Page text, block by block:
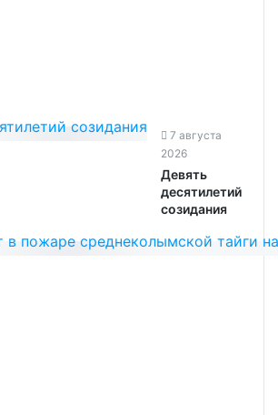
7 августа
2026
Девять
десятилетий
созидания